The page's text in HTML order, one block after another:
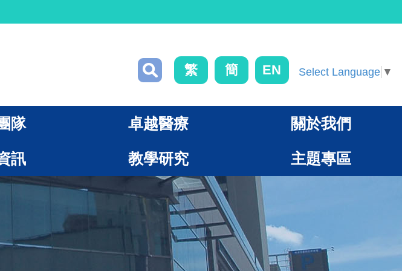
繁 簡 EN Select Language ▼
隊 卓越醫療 關於我們
訊 教學研究 主題專區